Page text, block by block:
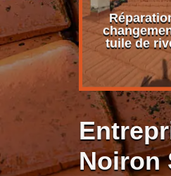
de
21
tuile de
Noiron